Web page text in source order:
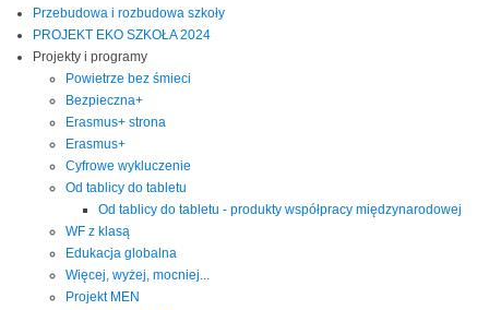
Przebudowa i rozbudowa szkoły
PROJEKT EKO SZKOŁA 2024
Projekty i programy
Powietrze bez śmieci
Bezpieczna+
Erasmus+ strona
Erasmus+
Cyfrowe wykluczenie
Od tablicy do tabletu
Od tablicy do tabletu - produkty współpracy międzynarodowej
WF z klasą
Edukacja globalna
Więcej, wyżej, mocniej...
Projekt MEN